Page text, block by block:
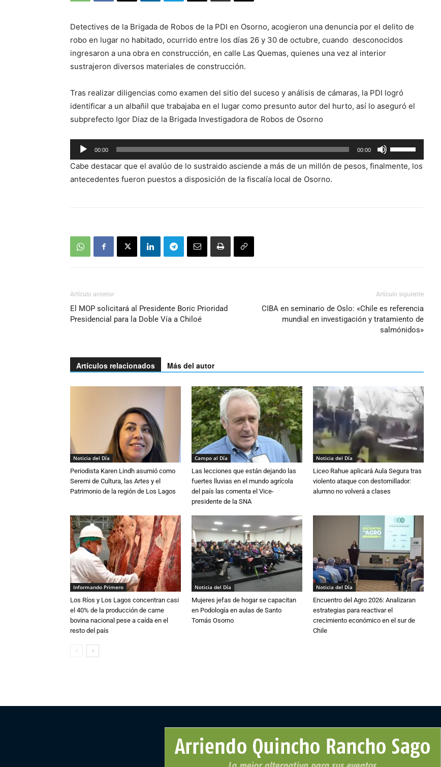
Detectives de la Brigada de Robos de la PDI en Osorno, acogieron una denuncia por el delito de
robo en lugar no habitado, ocurrido entre los días 26 y 30 de octubre, cuando desconocidos
ingresaron a una obra en construcción, en calle Las Quemas, quienes una vez al interior
sustrajeron diversos materiales de construcción.
Tras realizar diligencias como examen del sitio del suceso y análisis de cámaras, la PDI logró
identificar a un albañil que trabajaba en el lugar como presunto autor del hurto, así lo aseguró el
subprefecto Igor Diaz de la Brigada Investigadora de Robos de Osorno
Reproductor
de
audio
00:00 00:00
las
teclas
volumen.
Cabe destacar que el avalúo de lo sustraido asciende a más de un millón de pesos, finalmente, los
antecedentes fueron puestos a disposición de la fiscalía local de Osorno.
Artículo anterior
El MOP solicitará al Presidente Boric Prioridad
Presidencial para la Doble Vía a Chiloé
Artículo siguiente
CIBA en seminario de Oslo: «Chile es referencia
mundial en investigación y tratamiento de
salmónidos»
Artículos relacionados Más del autor
Noticia del Día
Periodista Karen Lindh asumió como
Seremi de Cultura, las Artes y el
Patrimonio de la región de Los Lagos
Campo al Día
Las lecciones que están dejando las
fuertes lluvias en el mundo agrícola
del país las comenta el Vice-
presidente de la SNA
Noticia del Día
Liceo Rahue aplicará Aula Segura tras
violento ataque con destornillador:
alumno no volverá a clases
Informando Primero
Los Ríos y Los Lagos concentran casi
el 40% de la producción de carne
bovina nacional pese a caída en el
resto del país
Noticia del Día
Mujeres jefas de hogar se capacitan
en Podología en aulas de Santo
Tomás Osorno
Noticia del Día
Encuentro del Agro 2026: Analizaran
estrategias para reactivar el
crecimiento económico en el sur de
Chile